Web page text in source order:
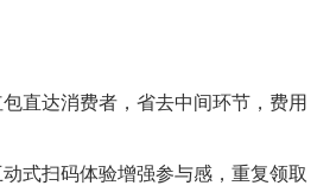
直达消费者，省去中间环节，费用
式扫码体验增强参与感，重复领取